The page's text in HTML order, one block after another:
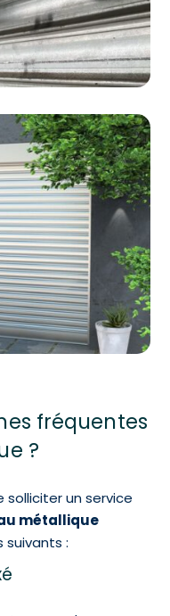
fréquentes
?
un service
métallique
suivants :